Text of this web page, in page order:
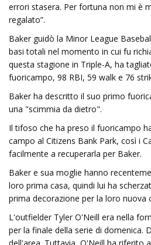
errori stasera. Per fortuna non mi è
regalato”.
Baker guidò la Minor League
basi totali nel momento in cui fu
questa stagione in Triple-A, ha
fuoricampo, 98 RBI, 59 walk e 76
Baker ha descritto il suo primo
una "scimmia da dietro".
Il tifoso che ha preso il fuoricampo
campo al Citizens Bank Park, così i
facilmente a recuperarla per Baker.
Baker e sua moglie hanno
loro prima casa, quindi lui ha
prima decorazione per la loro nuova
L'outfielder Tyler O'Neill era nella
per la finale della serie di domenica.